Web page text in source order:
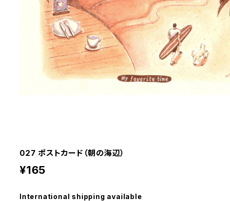
027 ポストカード（朝の海辺）
¥165
International shipping available